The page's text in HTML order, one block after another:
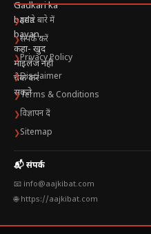
❯हमारे बारे में
❯संपर्क करें
❯Privacy Policy
❯Disclaimer
❯Terms & Conditions
❯विज्ञापन दें
❯Sitemap
📬 संपर्क
📧 info@aajkibat.com
🌐 https://aajkibat.com